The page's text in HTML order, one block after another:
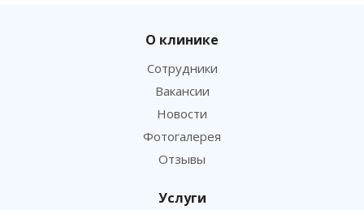
О клинике
Сотрудники
Вакансии
Новости
Фотогалерея
Отзывы
Услуги